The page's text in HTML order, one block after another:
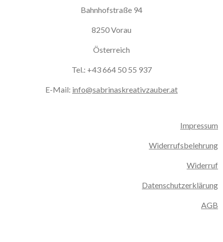
Bahnhofstraße 94
8250 Vorau
Österreich
Tel.: +43 664 50 55 937
E-Mail: info@sabrinaskreativzauber.at
Impressum
Widerrufsbelehrung
Widerruf
Datenschutzerklärung
AGB